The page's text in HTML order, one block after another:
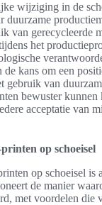
wijziging in de
duurzame
van gerecycleerde
het
de kans om een
gebruik van
bewuster kunnen
acceptatie van
op schoeisel
op schoeisel is
de manier
met voordelen die